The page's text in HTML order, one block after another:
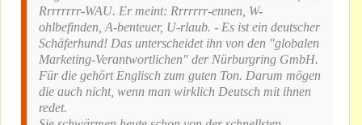
Rrrrrrrr-WAU. Er meint: Rrrrrrr-ennen, W-
ohlbefinden, A-benteuer, U-rlaub. - Es ist ein deutscher
Schäferhund! Das unterscheidet ihn von den "globalen
Marketing-Verantwortlichen" der Nürburgring GmbH.
Für die gehört Englisch zum guten Ton. Darum mögen
die auch nicht, wenn man wirklich Deutsch mit ihnen
redet.